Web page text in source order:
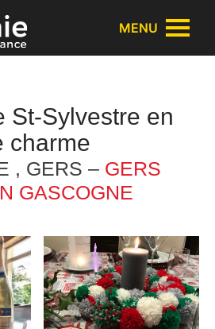
cookies
MENU
St-Sylvestre en
charme
, GERS – GERS
GASCOGNE